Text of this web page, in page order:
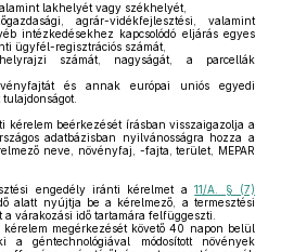
lakhelyét vagy székhelyét,
agrár-vidékfejlesztési, valamint
intézkedésekhez kapcsolódó eljárás egyes
ügyfél-regisztrációs számát,
számát, nagyságát, a parcellák
és annak európai uniós egyedi
kérelem beérkezését írásban visszaigazolja a
adatbázisban nyilvánosságra hozza a
neve, növényfaj, -fajta, terület, MEPAR
engedély iránti kérelmet a11/A. § (7)
alatt nyújtja be a kérelmező, a termesztési
várakozási idő tartamára felfüggeszti.
megérkezését követő 40 napon belül
a géntechnológiával módosított növények